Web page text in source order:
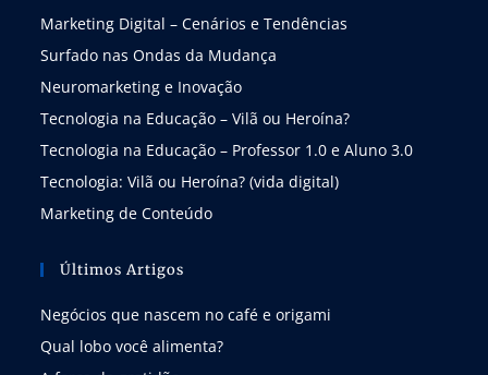
Marketing Digital – Cenários e Tendências
Surfado nas Ondas da Mudança
Neuromarketing e Inovação
Tecnologia na Educação – Vilã ou Heroína?
Tecnologia na Educação – Professor 1.0 e Aluno 3.0
Tecnologia: Vilã ou Heroína? (vida digital)
Marketing de Conteúdo
Últimos Artigos
Negócios que nascem no café e origami
Qual lobo você alimenta?